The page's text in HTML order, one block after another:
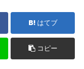
はてブ
コピー